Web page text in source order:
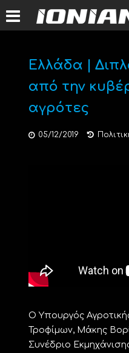
Ελλάδα |
από την
αγρότες
05/12/2019
Ο Υπουργός
Τροφίμων, Μάκης
Συνέδριο